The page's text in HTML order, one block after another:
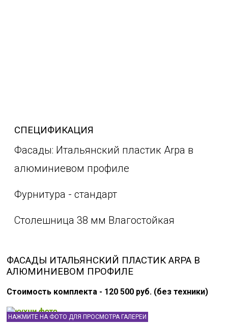
СПЕЦИФИКАЦИЯ
Фасады: Итальянский пластик Arpa в
алюминиевом профиле
Фурнитура - стандарт
Столешница 38 мм Влагостойкая
ФАСАДЫ ИТАЛЬЯНСКИЙ ПЛАСТИК ARPA В
АЛЮМИНИЕВОМ ПРОФИЛЕ
Стоимость комплекта - 120 500 руб. (без техники)
НАЖМИТЕ НА ФОТО ДЛЯ ПРОСМОТРА ГАЛЕРЕИ